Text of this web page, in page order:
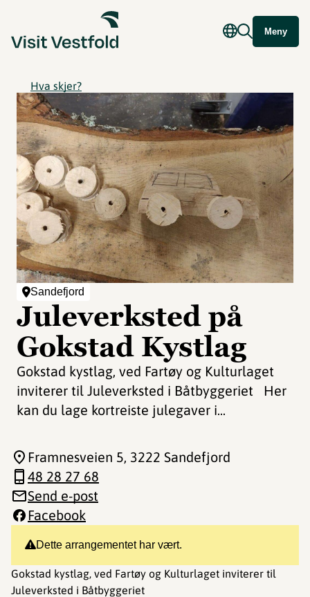
Meny
Hva skjer?
Sandefjord
Juleverksted på
Gokstad Kystlag
Gokstad kystlag, ved Fartøy og Kulturlaget
inviterer til Juleverksted i Båtbyggeriet Her
kan du lage kortreiste julegaver i...
Dette arrangementet har vært.
Gokstad kystlag, ved Fartøy og Kulturlaget inviterer til
Juleverksted i Båtbyggeriet
Framnesveien 5, 3222 Sandefjord
48 28 27 68
Send e-post
Facebook